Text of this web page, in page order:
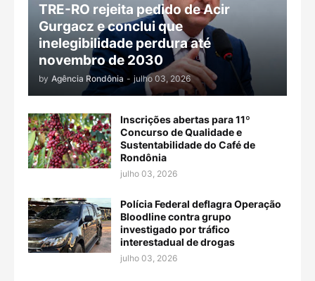
TRE-RO rejeita pedido de Acir
Gurgacz e conclui que
inelegibilidade perdura até
novembro de 2030
by Agência Rondônia - julho 03, 2026
Inscrições abertas para 11º
Concurso de Qualidade e
Sustentabilidade do Café de
Rondônia
julho 03, 2026
Polícia Federal deflagra Operação
Bloodline contra grupo
investigado por tráfico
interestadual de drogas
julho 03, 2026